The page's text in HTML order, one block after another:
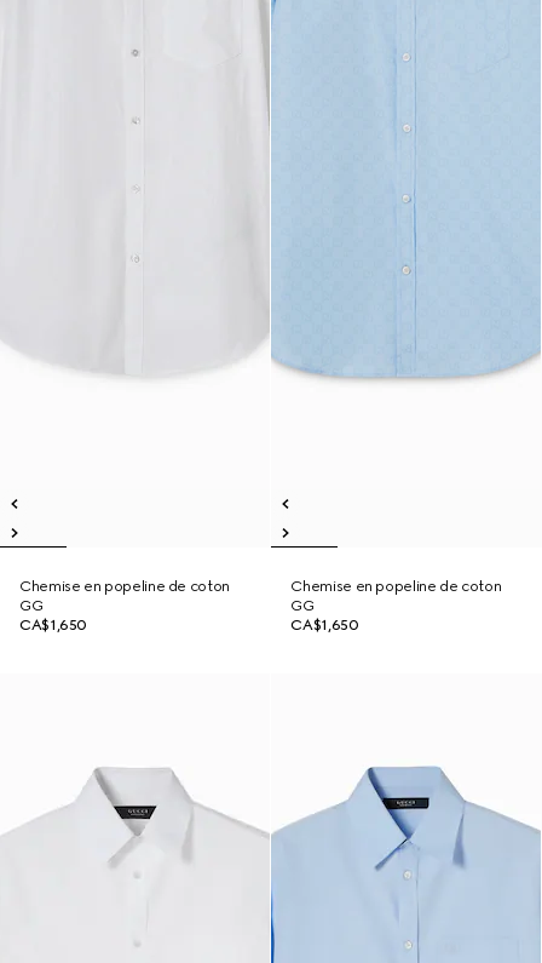
Chemise en popeline de coton
GG
CA$1,650
Chemise en popeline de coton
GG
CA$1,650